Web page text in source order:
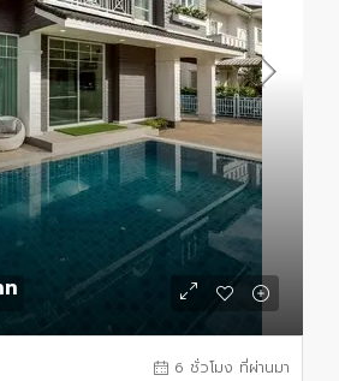
6 ชั่วโมง ที่ผ่านมา